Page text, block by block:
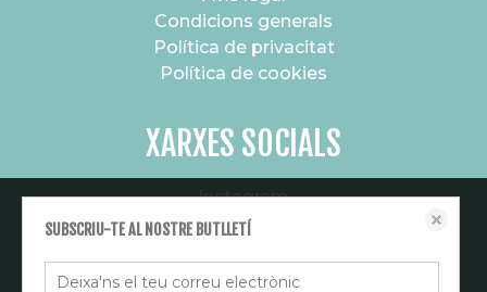
Condicions generals
Política de privacitat
Política de cookies
XARXES SOCIALS
Instagram
Canal de difusió
funcionalitat necessària de el lloc, inclosos anàlisi i personalització. Podeu
per defecte.
política de cookies
SUBSCRIU-TE AL NOSTRE BUTLLETÍ